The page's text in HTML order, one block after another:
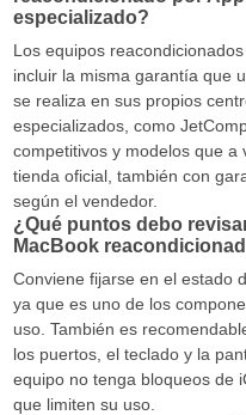
especializado?
Los equipos
incluir la misma garantía que
se realiza en sus propios
especializados, como
competitivos y modelos que a
tienda oficial, también con
según el vendedor.
¿Qué puntos debo
MacBook
Conviene fijarse en el estado
ya que es uno de los
uso. También es
los puertos, el teclado y la
equipo no tenga bloqueos de
que limiten su uso.